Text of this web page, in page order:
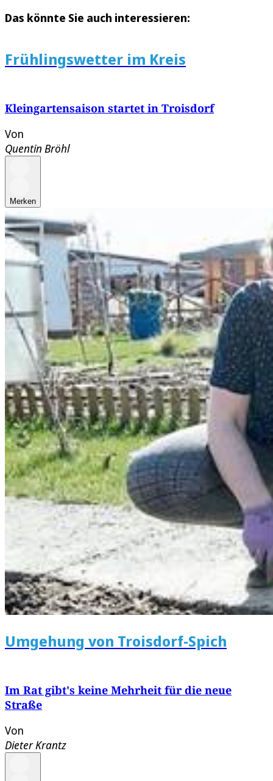
Das könnte Sie auch interessieren:
Frühlingswetter im Kreis
Kleingartensaison startet in Troisdorf
Von
Quentin Bröhl
Merken
Umgehung von Troisdorf-Spich
Im Rat gibt's keine Mehrheit für die neue
Straße
Von
Dieter Krantz